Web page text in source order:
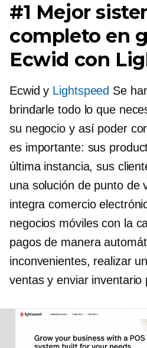
#1 Mejor
completo en
Ecwid con
Ecwid y Lightspeed Se
brindarle todo lo que
su negocio y así poder
es importante: sus
última instancia, sus
una solución de punto de
integra comercio
negocios móviles con la
pagos de manera
inconvenientes, realizar
ventas y enviar inventario